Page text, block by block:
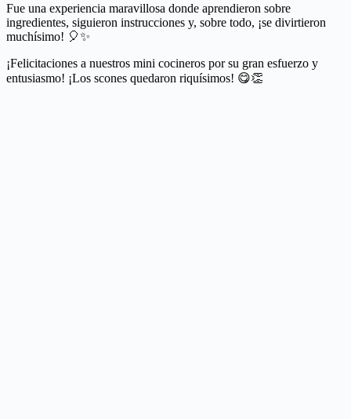
Fue una experiencia maravillosa donde aprendieron sobre
ingredientes, siguieron instrucciones y, sobre todo, ¡se divirtieron
muchísimo! 🎈✨
¡Felicitaciones a nuestros mini cocineros por su gran esfuerzo y
entusiasmo! ¡Los scones quedaron riquísimos! 😋👏